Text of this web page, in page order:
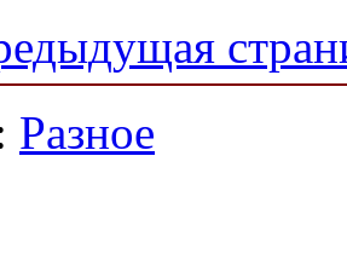
Разное